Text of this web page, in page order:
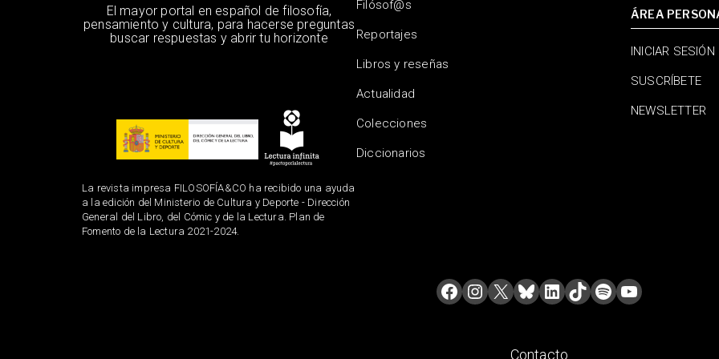
El mayor portal en español de filosofía,
pensamiento y cultura, para hacerse preguntas
buscar respuestas y abrir tu horizonte
La revista impresa FILOSOFÍA&CO ha recibido una ayuda
a la edición del Ministerio de Cultura y Deporte - Dirección
General del Libro, del Cómic y de la Lectura. Plan de
Fomento de la Lectura 2021-2024.
Filósof@s
Reportajes
Libros y reseñas
Actualidad
Colecciones
Diccionarios
ÁREA
INICIAR SESIÓN
SUSCRÍBETE
NEWSLETTER
Contacto